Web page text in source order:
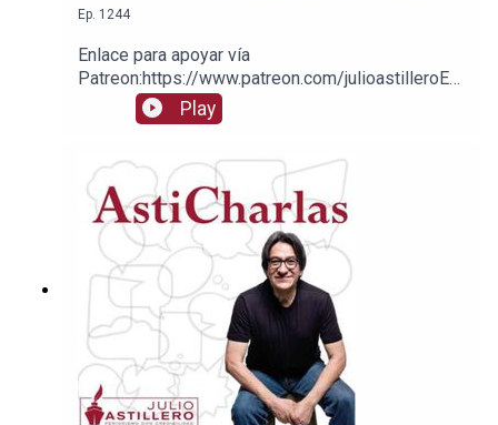
Ep. 1244
Enlace para apoyar vía
Patreon:https://www.patreon.com/julioastilleroEnl
ace para hacer donaciones vía
PayPal:https://www.paypal.me/julioastilleroCuent
nombre de Julio Hernández López:
1539408017CLABE: 012 320 01539408017
2Tienda:https://julioastillerotienda.com/
Play